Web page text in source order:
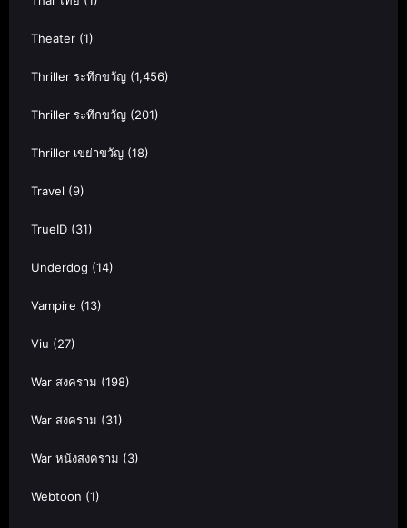
Theater (1)
Thriller ระทึกขวัญ (1,456)
Thriller ระทึกขวัญ (201)
Thriller เขย่าขวัญ (18)
Travel (9)
TrueID (31)
Underdog (14)
Vampire (13)
Viu (27)
War สงคราม (198)
War สงคราม (31)
War หนังสงคราม (3)
Webtoon (1)